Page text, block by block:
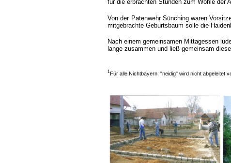
für die erbrachten Stunden zum Wohle der
Von der Patenwehr Sünching waren
mitgebrachte Geburtsbaum solle die
Nach einem gemeinsamen Mittagessen
lange zusammen und ließ gemeinsam
1Für alle Nichtbayern: "neidig" wird nicht abgeleitet